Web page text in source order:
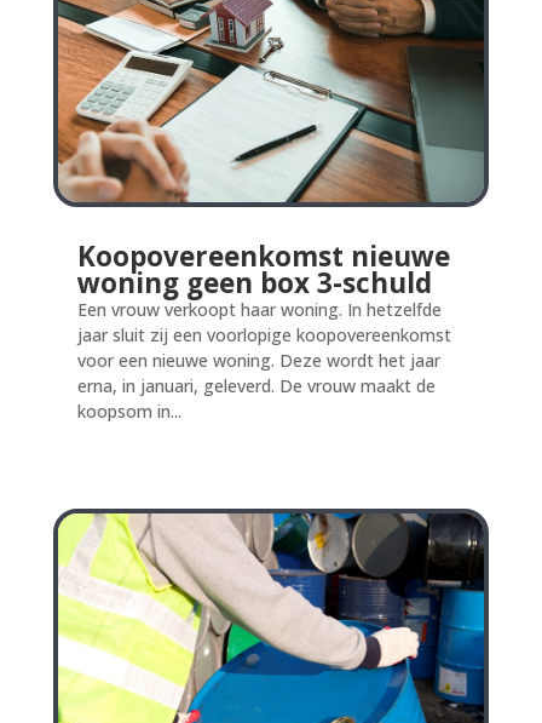
Koopovereenkomst nieuwe
woning geen box 3-schuld
Een vrouw verkoopt haar woning. In hetzelfde
jaar sluit zij een voorlopige koopovereenkomst
voor een nieuwe woning. Deze wordt het jaar
erna, in januari, geleverd. De vrouw maakt de
koopsom in...